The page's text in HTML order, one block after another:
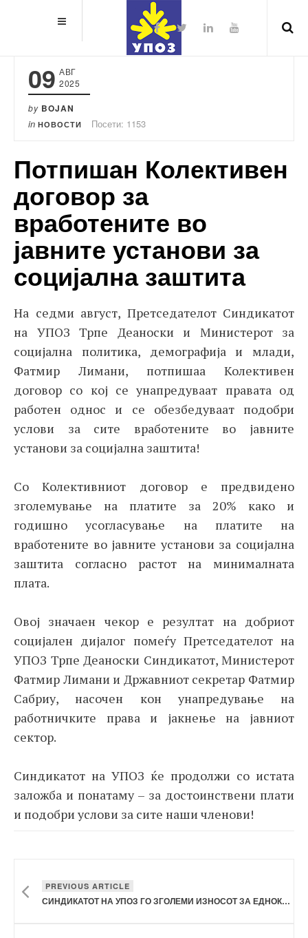
09 АВГ
2025
by BOJAN
in НОВОСТИ Посети: 1153
Потпишан Колективен
договор за
вработените во
јавните установи за
социјална заштита
На седми август, Претседателот Синдикатот
на УПОЗ Трпе Деаноски и Министерот за
социјална политика, демографија и млади,
Фатмир Лимани, потпишаа Колективен
договор со кој се унапредуваат правата од
работен однос и се обезбедуваат подобри
услови за сите вработените во јавните
установи за социјална заштита!
Со Колективниот договор е предвидено
зголемување на платите за 20% како и
годишно усогласување на платите на
вработените во јавните установи за социјална
заштита согласно растот на минималната
плата.
Овој значаен чекор е резултат на добриот
социјален дијалог помеѓу Претседателот на
УПОЗ Трпе Деаноски Синдикатот, Министерот
Фатмир Лимани и Државниот секретар Фатмир
Сабриу, насочен кон унапредување на
работничките права и јакнење на јавниот
сектор.
Синдикатот на УПОЗ ќе продолжи со истата
заложба и понатаму – за достоинствени плати
и подобри услови за сите наши членови!
PREVIOUS ARTICLE
СИНДИКАТОТ НА УПОЗ ГО ЗГОЛЕМИ ИЗНОСОТ ЗА ЕДНОКРАТНА ПОМОШ ЗА ПРВАЧЕ